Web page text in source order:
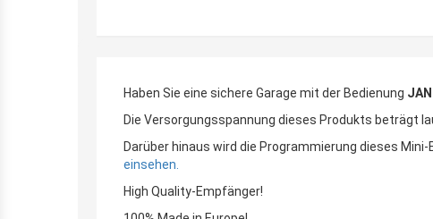
Haben Sie eine sichere Garage mit der Bedienung
Die Versorgungsspannung dieses Produkts beträgt
Darüber hinaus wird die Programmierung dieses
einsehen.
High Quality-Empfänger!